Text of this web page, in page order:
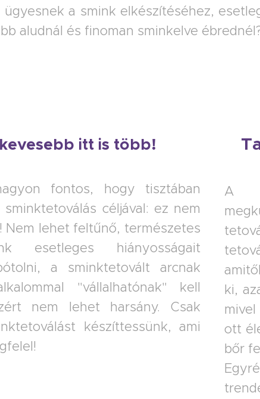
ügyesnek a smink elkészítéséhez,
aludnál és finoman sminkelve
itt is több!
fontos, hogy tisztában
céljával: ez nem
Nem lehet feltűnő, természetes
esetleges hiányosságait
a sminktetovált arcnak
"vállalhatónak" kell
nem lehet harsány. Csak
készíttessünk, ami
A
ki,
mivel
ott
bőr